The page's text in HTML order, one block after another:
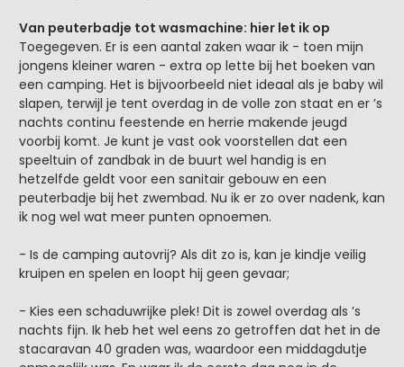
Van peuterbadje tot wasmachine: hier let ik op
Toegegeven. Er is een aantal zaken waar ik - toen mijn
jongens kleiner waren - extra op lette bij het boeken van
een camping. Het is bijvoorbeeld niet ideaal als je baby wil
slapen, terwijl je tent overdag in de volle zon staat en er ’s
nachts continu feestende en herrie makende jeugd
voorbij komt. Je kunt je vast ook voorstellen dat een
speeltuin of zandbak in de buurt wel handig is en
hetzelfde geldt voor een sanitair gebouw en een
peuterbadje bij het zwembad. Nu ik er zo over nadenk, kan
ik nog wel wat meer punten opnoemen.
- Is de camping autovrij? Als dit zo is, kan je kindje veilig
kruipen en spelen en loopt hij geen gevaar;
- Kies een schaduwrijke plek! Dit is zowel overdag als ’s
nachts fijn. Ik heb het wel eens zo getroffen dat het in de
stacaravan 40 graden was, waardoor een middagdutje